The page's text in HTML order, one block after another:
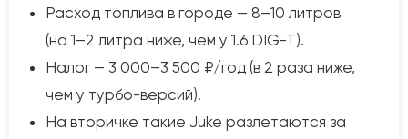
Расход топлива в городе — 8–10 литров
(на 1–2 литра ниже, чем у 1.6 DIG-T).
Налог — 3 000–3 500 ₽/год (в 2 раза ниже,
чем у турбо-версий).
На вторичке такие Juke разлетаются за